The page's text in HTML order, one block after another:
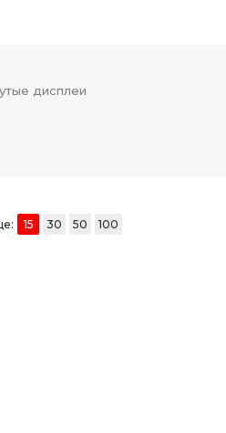
дисплеи
15 30 50 100